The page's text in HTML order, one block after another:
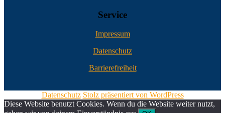
Service
Impressum
Datenschutz
Barrierefreiheit
Datenschutz Stolz präsentiert von WordPress
Diese Website benutzt Cookies. Wenn du die Website weiter nutzt,